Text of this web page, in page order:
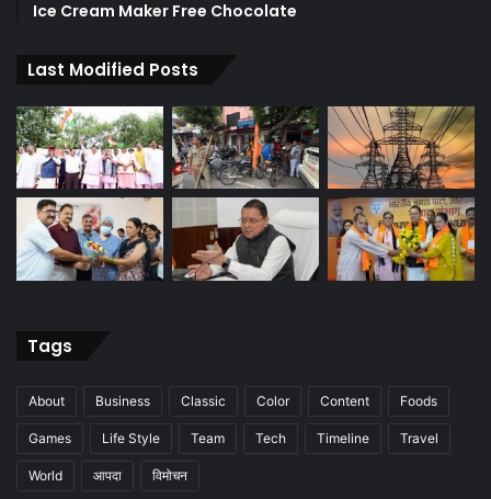
Ice Cream Maker Free Chocolate
Last Modified Posts
Tags
About Business Classic Color Content Foods
Games Life Style Team Tech Timeline Travel
World आपदा विमोचन